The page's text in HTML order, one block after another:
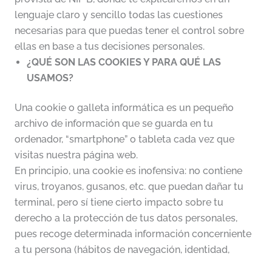
lenguaje claro y sencillo todas las cuestiones
necesarias para que puedas tener el control sobre
ellas en base a tus decisiones personales.
¿QUÉ SON LAS COOKIES Y PARA QUÉ LAS
USAMOS?
Una cookie o galleta informática es un pequeño
archivo de información que se guarda en tu
ordenador, “smartphone” o tableta cada vez que
visitas nuestra página web.
En principio, una cookie es inofensiva: no contiene
virus, troyanos, gusanos, etc. que puedan dañar tu
terminal, pero sí tiene cierto impacto sobre tu
derecho a la protección de tus datos personales,
pues recoge determinada información concerniente
a tu persona (hábitos de navegación, identidad,